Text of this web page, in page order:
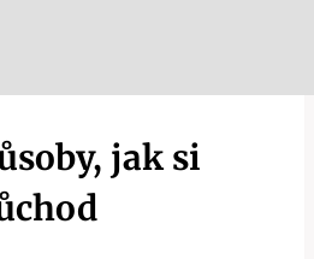
jak si